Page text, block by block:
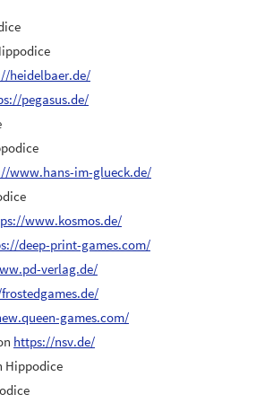
heidelbaer.de/
pegasus.de/
www.hans-im-glueck.de/
www.kosmos.de/
deep-print-games.com/
verlag.de/
games.com/
https://nsv.de/
Hippodice